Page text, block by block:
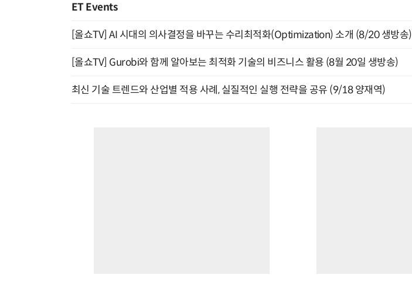
ET Events
[올쇼TV] AI 시대의 의사결정을 바꾸는 수리최적화(Optimization) 소개 (8/20 생방송)
[올쇼TV] Gurobi와 함께 알아보는 최적화 기술의 비즈니스 활용 (8월 20일 생방송)
최신 기술 트렌드와 산업별 적용 사례, 실질적인 실행 전략을 공유 (9/18 양재역)